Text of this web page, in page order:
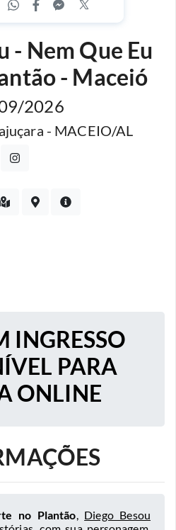
- Nem Que Eu
- Maceió
2026
- MACEIO/AL
INGRESSO
PARA
ONLINE
no Plantão, Diego Besou